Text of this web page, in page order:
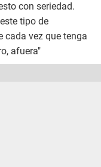
con seriedad.
tipo de
cada vez que tenga
afuera"